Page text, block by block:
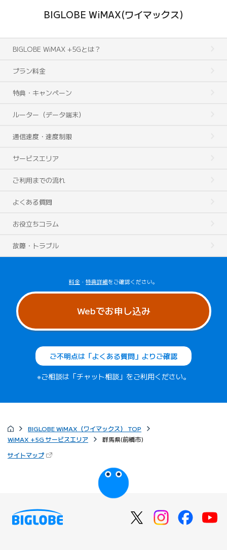
BIGLOBE WiMAX(ワイマックス)
BIGLOBE WiMAX +5Gとは？
プラン料金
特典・キャンペーン
ルーター（データ端末）
通信速度・速度制限
サービスエリア
ご利用までの流れ
よくある質問
お役立ちコラム
故障・トラブル
料金 ・ 特典詳細をご確認ください。
Webでお申し込み
ご不明点は「よくある質問」よりご確認
※ご相談は「チャット相談」をご利用ください。
BIGLOBE WiMAX（ワイマックス） TOP
WiMAX +5G サービスエリア
群馬県(前橋市)
サイトマップ（新しいタブで開きます）